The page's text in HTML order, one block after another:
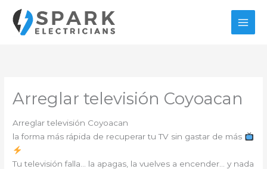
contenido
Arreglar televisión Coyoacan
Arreglar televisión Coyoacan
la forma más rápida de recuperar tu TV sin gastar de más
Tu televisión falla… la apagas, la vuelves a encender… y nada